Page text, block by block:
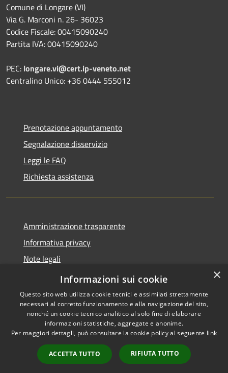
Comune di Longare (VI)
Via G. Marconi n. 26- 36023
Codice Fiscale: 00415090240
Partita IVA: 00415090240
PEC: longare.vi@cert.ip-veneto.net
Centralino Unico: +36 0444 555012
Prenotazione appuntamento
Segnalazione disservizio
Leggi le FAQ
Richiesta assistenza
Amministrazione trasparente
Informativa privacy
Note legali
Dichiarazione di accessibilità
Accessibilità
Copyright © 2026 • Comune di
Longare • Powered by
Municipium•
Accesso
redazione
×
Informazioni sui cookie
Questo sito web utilizza cookie tecnici e assimilati strettamente
necessari al corretto funzionamento e alla navigazione del sito,
nonché un cookie tecnico analitico al solo fine di elaborare
informazioni statistiche, aggregate e anonime.
Per maggiori dettagli, può consultare la cookie policy al seguente link
ACCETTA TUTTO RIFIUTA TUTTO